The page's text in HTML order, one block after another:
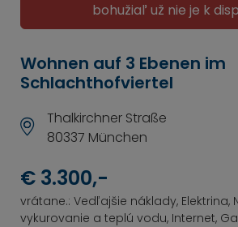
bohužiaľ už nie je k
Wohnen auf 3 Ebenen im
Schlachthofviertel
Thalkirchner Straße
80337 München
€ 3.300,-
vrátane.: Vedľajšie náklady, Elektrina,
vykurovanie a teplú vodu, Internet,